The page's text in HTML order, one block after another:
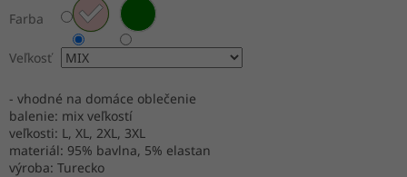
Farba
Veľkosť
- vhodné na domáce oblečenie
balenie: mix veľkostí
veľkosti: L, XL, 2XL, 3XL
materiál: 95% bavlna, 5% elastan
výroba: Turecko